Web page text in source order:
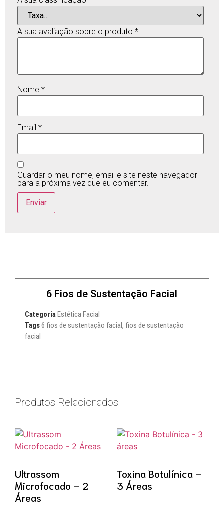
A sua avaliação sobre o produto *
Nome *
Email *
Guardar o meu nome, email e site neste navegador
para a próxima vez que eu comentar.
6 Fios de Sustentação Facial
CategoriaEstética Facial
Tags6 fios de sustentação facial, fios de sustentação
facial
Produtos Relacionados
Ultrassom
Microfocado – 2
Áreas
Toxina Botulínica –
3 Áreas